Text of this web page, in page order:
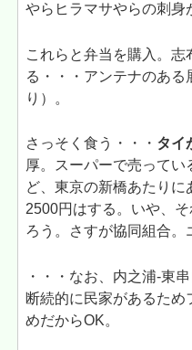
やらヒラマサやらの刺身
これらと弁当を購入。志
る・・・アンテナのあ
り）。
さっそく食う・・・ タイ
厚。スーパーで売ってい
ど、東京の新橋あたりに
2500円はする。いや、
ろう。さすが協同組合。
・・・なお、内之浦-東
断続的に民家があるた
めだからOK。